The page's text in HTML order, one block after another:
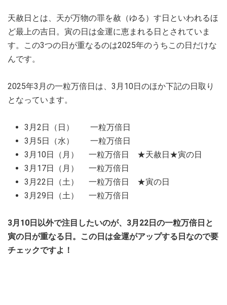
天赦日とは、天が万物の罪を赦（ゆる）す日といわれるほ
ど最上の吉日。寅の日は金運に恵まれる日とされていま
す。この3つの日が重なるのは2025年のうちこの日だけな
んです。
2025年3月の一粒万倍日は、3月10日のほか下記の日取り
となっています。
3月2日（日） 一粒万倍日
3月5日（水） 一粒万倍日
3月10日（月） 一粒万倍日 ★天赦日★寅の日
3月17日（月） 一粒万倍日
3月22日（土） 一粒万倍日 ★寅の日
3月29日（土） 一粒万倍日
3月10日以外で注目したいのが、3月22日の一粒万倍日と
寅の日が重なる日。この日は金運がアップする日なので要
チェックですよ！